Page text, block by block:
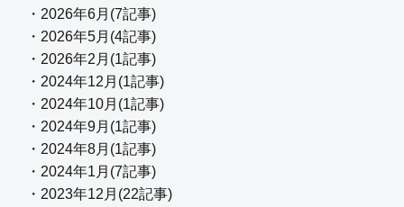
・2026年6月(7記事)
・2026年5月(4記事)
・2026年2月(1記事)
・2024年12月(1記事)
・2024年10月(1記事)
・2024年9月(1記事)
・2024年8月(1記事)
・2024年1月(7記事)
・2023年12月(22記事)